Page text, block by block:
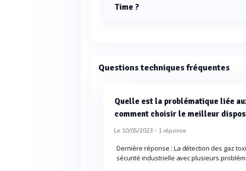
Time ?
Questions techniques fréquentes
Quelle est la problématique liée
comment choisir le meilleur
Le 10/05/2023 - 1réponse
Dernière réponse : La détection des gaz
sécurité industrielle avec plusieurs